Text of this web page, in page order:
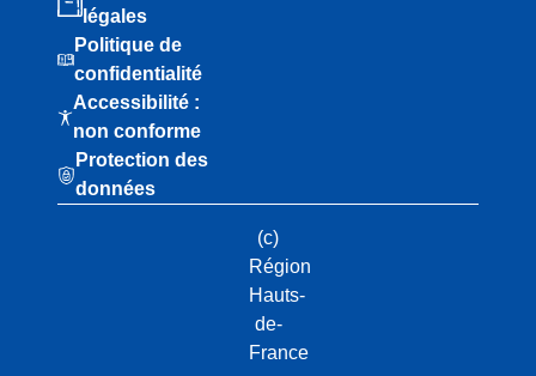
légales
Politique de
confidentialité
Accessibilité :
non conforme
Protection des
données
(c)
Région
Hauts-
de-
France